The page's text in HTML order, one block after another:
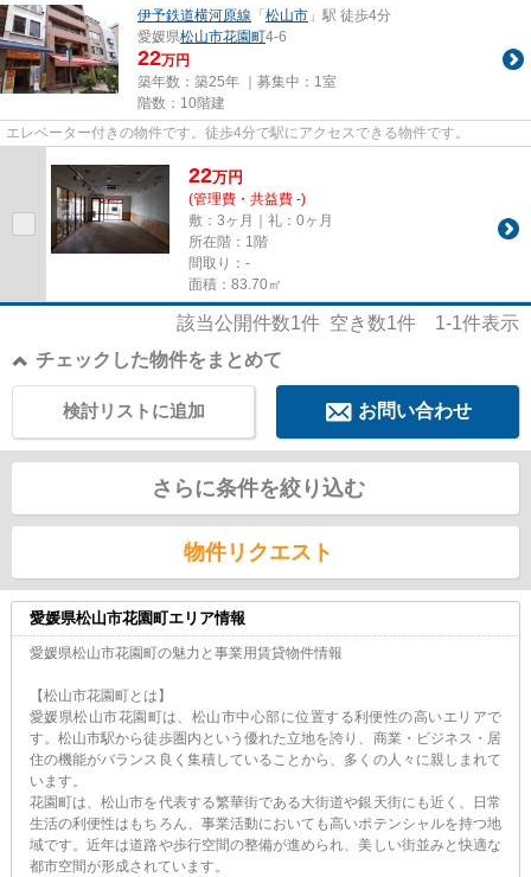
伊予鉄道横河原線 「 松山市 」駅 徒歩4分
愛媛県松山市花園町4-6
22万円
築年数：築25年 ｜募集中： 1室
階数：10階建
エレベーター付きの物件です。徒歩4分で駅にアクセスできる物件です。
22万円
(管理費・共益費 -)
敷：3ヶ月｜礼：0ヶ月
所在階：1階
間取り：-
面積：83.70㎡
該当公開件数1件 空き数1件 1-1件表示
チェックした物件をまとめて
お問い合わせ
検討リストに追加
さらに条件を絞り込む
物件リクエスト
愛媛県松山市花園町エリア情報
愛媛県松山市花園町の魅力と事業用賃貸物件情報
【松山市花園町とは】
愛媛県松山市花園町は、松山市中心部に位置する利便性の高いエリアで
す。松山市駅から徒歩圏内という優れた立地を誇り、商業・ビジネス・居
住の機能がバランス良く集積していることから、多くの人々に親しまれて
います。
花園町は、松山市を代表する繁華街である大街道や銀天街にも近く、日常
生活の利便性はもちろん、事業活動においても高いポテンシャルを持つ地
域です。近年は道路や歩行空間の整備が進められ、美しい街並みと快適な
都市空間が形成されています。